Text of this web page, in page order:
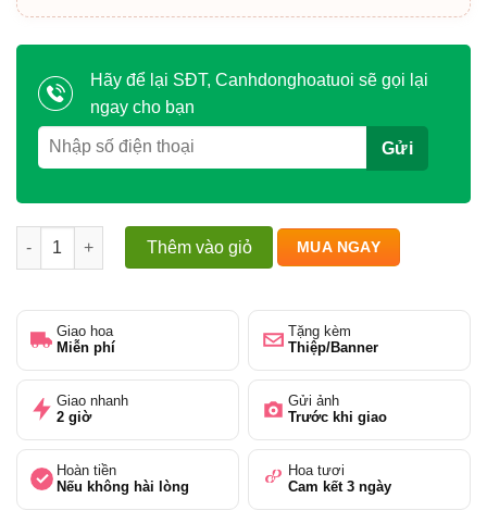
Hãy để lại SĐT, Canhdonghoatuoi sẽ gọi lại
ngay cho bạn
Kệ hoa chia buồn - mãi nhớ thương số lượng
Thêm vào giỏ MUA NGAY
Giao hoa
Miễn phí
Tặng kèm
Thiệp/Banner
Giao nhanh
2 giờ
Gửi ảnh
Trước khi giao
Hoàn tiền
Nếu không hài lòng
Hoa tươi
Cam kết 3 ngày